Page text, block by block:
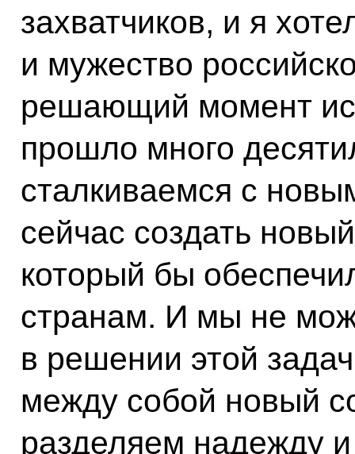
захватчиков, и я
и мужество
решающий момент
прошло много
сталкиваемся с
сейчас создать
который бы
странам. И мы не
в решении этой
между собой новый
разделяем надежду